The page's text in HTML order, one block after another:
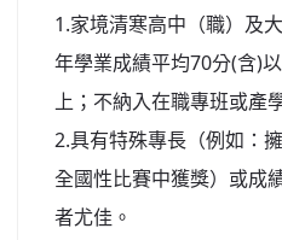
啟英高中-汽車科
啟英高中-時尚科
1.家境清寒高中（職）及
年學業成績平均70分(含)
上；不納入在職專班或產
2.具有特殊專長（例如：
全國性比賽中獲獎）或成
者尤佳。